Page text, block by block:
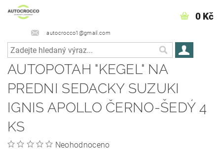
autocrocco1@gmail.com
0 Kč
AUTOPOTAH "KEGEL" NA
PREDNI SEDACKY SUZUKI
IGNIS APOLLO ČERNO-ŠEDÝ 4
KS
Neohodnoceno